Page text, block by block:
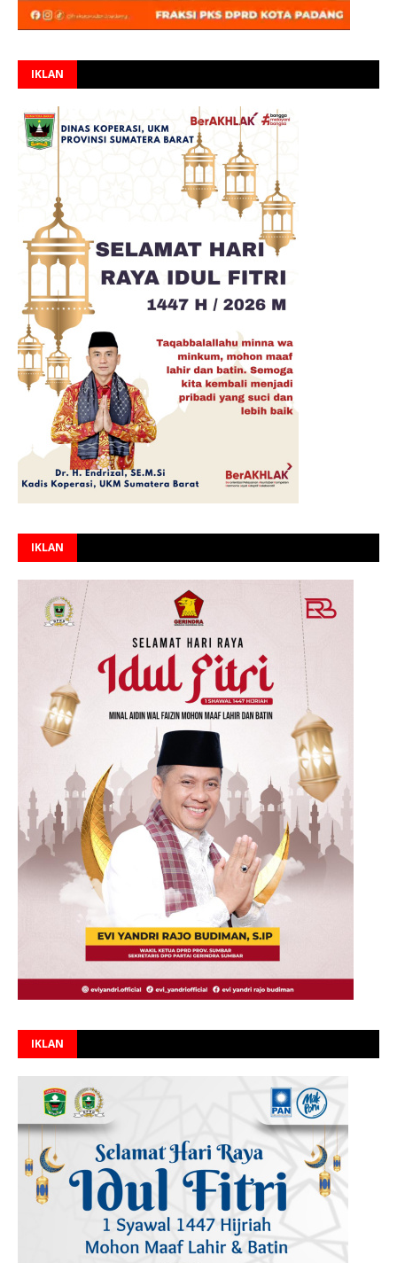
IKLAN
IKLAN
IKLAN